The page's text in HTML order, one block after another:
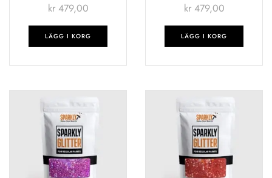
kr479,00
LÄGG I KORG
kr479,00
LÄGG I KORG